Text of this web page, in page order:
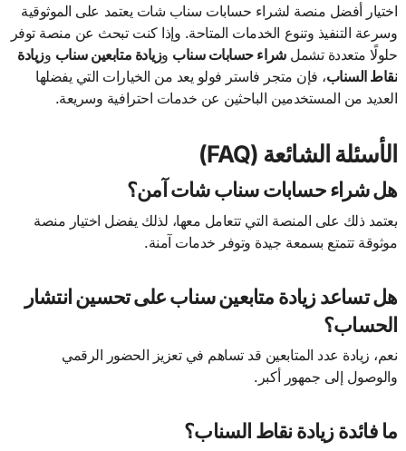
اختيار أفضل منصة لشراء حسابات سناب شات يعتمد على الموثوقية
وسرعة التنفيذ وتنوع الخدمات المتاحة. وإذا كنت تبحث عن منصة توفر
حلولًا متعددة تشملشراء حسابات سناب وزيادة متابعين سناب وزيادة
نقاط السناب، فإن متجر فاستر فولو يعد من الخيارات التي يفضلها
العديد من المستخدمين الباحثين عن خدمات احترافية وسريعة.
الأسئلة الشائعة (FAQ)
هل شراء حسابات سناب شات آمن؟
يعتمد ذلك على المنصة التي تتعامل معها، لذلك يفضل اختيار منصة
موثوقة تتمتع بسمعة جيدة وتوفر خدمات آمنة.
هل تساعد زيادة متابعين سناب على تحسين انتشار
الحساب؟
نعم، زيادة عدد المتابعين قد تساهم في تعزيز الحضور الرقمي
والوصول إلى جمهور أكبر.
ما فائدة زيادة نقاط السناب؟